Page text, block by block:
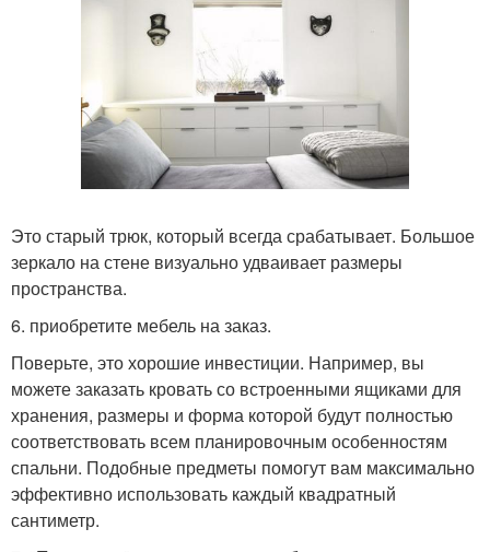
Это старый трюк, который всегда срабатывает. Большое
зеркало на стене визуально удваивает размеры
пространства.
6. приобретите мебель на заказ.
Поверьте, это хорошие инвестиции. Например, вы
можете заказать кровать со встроенными ящиками для
хранения, размеры и форма которой будут полностью
соответствовать всем планировочным особенностям
спальни. Подобные предметы помогут вам максимально
эффективно использовать каждый квадратный
сантиметр.